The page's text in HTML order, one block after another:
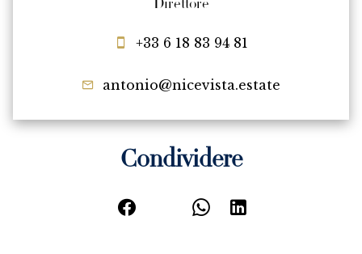
Direttore
+33 6 18 83 94 81
antonio@nicevista.estate
Condividere